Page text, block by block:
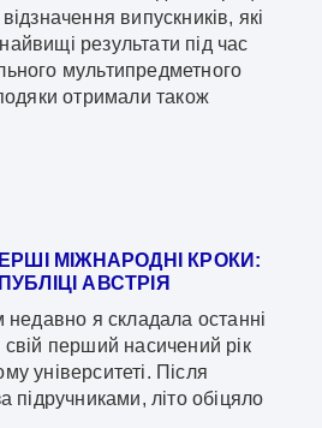
випускників, які
результати під час
мультипредметного
отримали також
МІЖНАРОДНІ КРОКИ:
АВСТРІЯ
недавно я складала останні
перший насичений рік
університеті. Після
підручниками, літо обіцяло